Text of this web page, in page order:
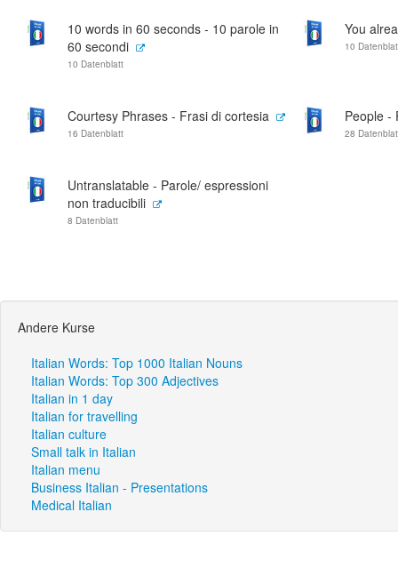
10 words in 60 seconds - 10 parole in
60 secondi
10 Datenblatt
You
10
Courtesy Phrases - Frasi di cortesia
16 Datenblatt
People -
28
Untranslatable - Parole/ espressioni
non traducibili
8 Datenblatt
Andere Kurse
Italian Words: Top 1000 Italian Nouns
Italian Words: Top 300 Adjectives
Italian in 1 day
Italian for travelling
Italian culture
Small talk in Italian
Italian menu
Business Italian - Presentations
Medical Italian